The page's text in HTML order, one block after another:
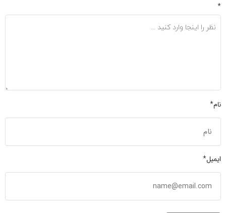
*
نام*
ایمیل*